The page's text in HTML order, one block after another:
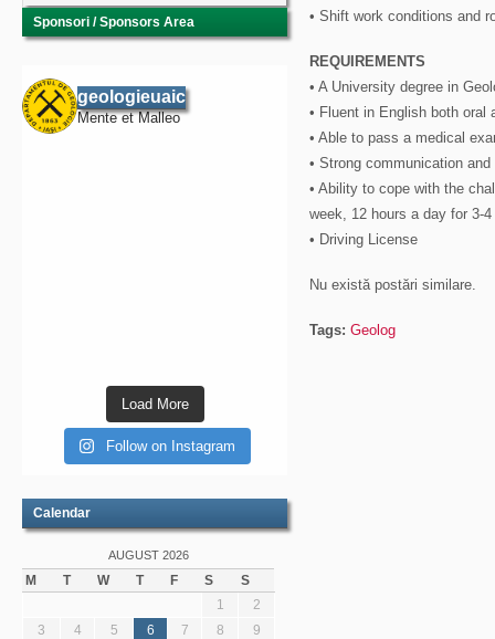
• Shift work conditions and
REQUIREMENTS
• A University degree in
• Fluent in English both oral
• Able to pass a medical
• Strong communication
• Ability to cope with the
week, 12 hours a day for 3-
• Driving License
Nu există postări similare.
Tags: Geolog
Sponsori / Sponsors Area
geologieuaic
Mente et Malleo
Load More
Follow on Instagram
Calendar
AUGUST 2026
M T W T F S
S
1
2
3
4 5 6 7 8
9